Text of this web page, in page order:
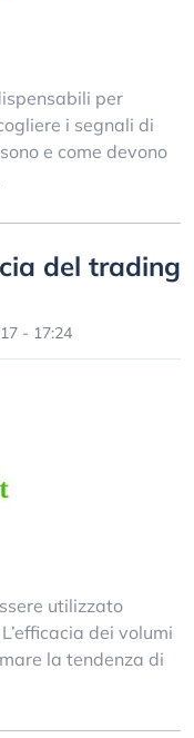
per
i segnali di
e come devono
del trading
- 17:24
utilizzato
dei volumi
la tendenza di